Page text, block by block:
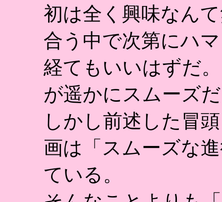
初は全く興味なん
合う中で次第にハ
経てもいいはずだ
が遥かにスムーズ
しかし前述した冒
画は「スムーズな
ている。